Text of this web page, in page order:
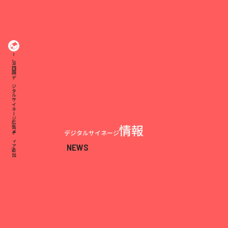
JR四国｜デジタルサイネージ広告メディア追加 デジタルサイネージ情報